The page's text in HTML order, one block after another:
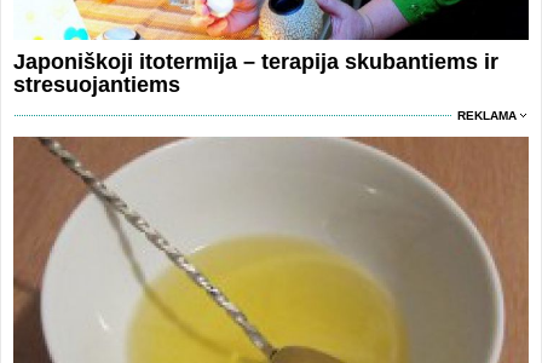
Japoniškoji itotermija – terapija skubantiems ir
stresuojantiems
REKLAMA